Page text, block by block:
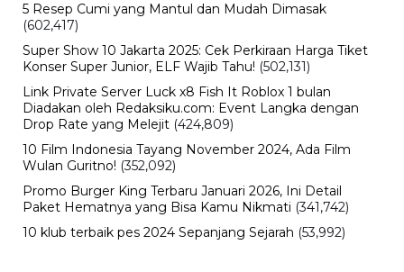
Kamis, 6 Agu 2026 - 15:46 WIB
Viral
Sarwendah Disebut Setia Dampingi
Ruben Onsu Saat Kondisi Kritis, Ini
Kabar Terbarunya
Kamis, 6 Agu 2026 - 15:25 WIB
Sejarah
Cara Ikut Upacara Kemerdekaan di
Istana 17 Agustus 2026, Syarat dan
Link Pendaftaran
Kamis, 6 Agu 2026 - 15:19 WIB
Keuangan